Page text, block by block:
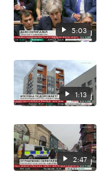
5:03
1:13
2:47